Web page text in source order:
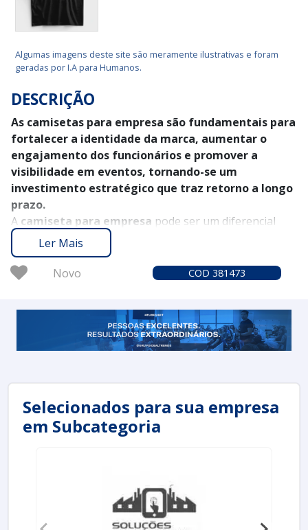
Algumas imagens deste site são meramente ilustrativas e foram
geradas por I.A para Humanos.
DESCRIÇÃO
As camisetas para empresa são fundamentais para
fortalecer a identidade da marca, aumentar o
engajamento dos funcionários e promover a
visibilidade em eventos, tornando-se um
investimento estratégico que traz retorno a longo
prazo.
A camiseta para empresa pode ser um diferencial
incrível para o seu negócio. Ao utilizar camisetas
personalizadas, você uniformiza sua equipe e fortalece
a identidade da sua marca. Que tal descobrir como esse
Ler Mais
Novo
COD 381473
Selecionados para sua empresa
em Subcategoria